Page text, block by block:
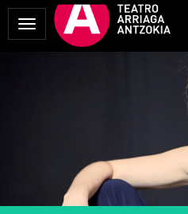
Mostrar
Menú